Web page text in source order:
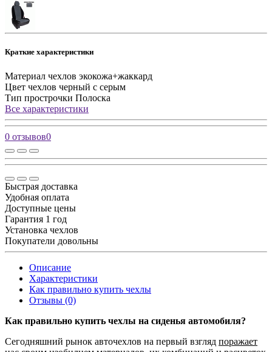
Краткие характеристики
Материал чехлов экокожа+жаккард
Цвет чехлов черный с серым
Тип прострочки Полоска
Все характеристики
0 отзывов0
Быстрая доставка
Удобная оплата
Доступные цены
Гарантия 1 год
Установка чехлов
Покупатели довольны
Описание
Характеристики
Как правильно купить чехлы
Отзывы (0)
Как правильно купить чехлы на сиденья автомобиля?
Сегодняшний рынок авточехлов на первый взгляд поражает